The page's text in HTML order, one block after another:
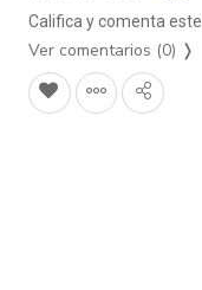
Califica y comenta
Ver comentarios (0) ❭